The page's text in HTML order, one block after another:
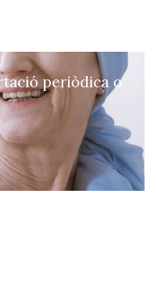
periòdica o